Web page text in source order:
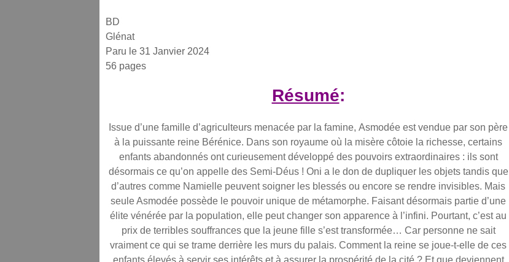
BD
Glénat
Paru le 31 Janvier 2024
56 pages
Résumé:
Issue d’une famille d’agriculteurs menacée par la famine, Asmodée est vendue par son père
à la puissante reine Bérénice. Dans son royaume où la misère côtoie la richesse, certains
enfants abandonnés ont curieusement développé des pouvoirs extraordinaires : ils sont
désormais ce qu’on appelle des Semi-Déus ! Oni a le don de dupliquer les objets tandis que
d’autres comme Namielle peuvent soigner les blessés ou encore se rendre invisibles. Mais
seule Asmodée possède le pouvoir unique de métamorphe. Faisant désormais partie d’une
élite vénérée par la population, elle peut changer son apparence à l’infini. Pourtant, c’est au
prix de terribles souffrances que la jeune fille s’est transformée… Car personne ne sait
vraiment ce qui se trame derrière les murs du palais. Comment la reine se joue-t-elle de ces
enfants élevés à servir ses intérêts et à assurer la prospérité de la cité ? Et que deviennent